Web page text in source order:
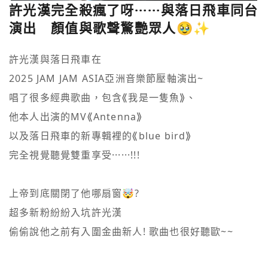
許光漢完全殺瘋了呀······與落日飛車同台
演出 顏值與歌聲驚艷眾人🥹✨
許光漢與落日飛車在
2025 JAM JAM ASIA亞洲音樂節壓軸演出~
唱了很多經典歌曲，包含⟪我是一隻魚⟫、
他本人出演的MV⟪Antenna⟫
以及落日飛車的新專輯裡的⟪blue bird⟫
完全視覺聽覺雙重享受······!!!
上帝到底關閉了他哪扇窗🤯?
超多新粉紛紛入坑許光漢
偷偷說他之前有入圍金曲新人! 歌曲也很好聽歐~~